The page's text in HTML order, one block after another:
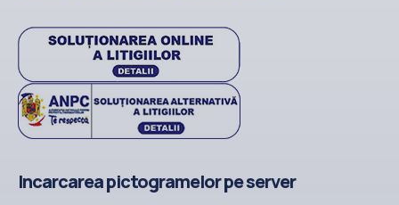
Incarcarea pictogramelor pe server